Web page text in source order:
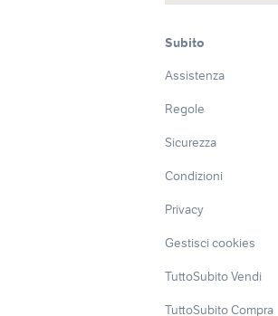
Subito
Assistenza
Regole
Sicurezza
Condizioni
Privacy
Gestisci cookies
TuttoSubito Vendi
TuttoSubito Compra